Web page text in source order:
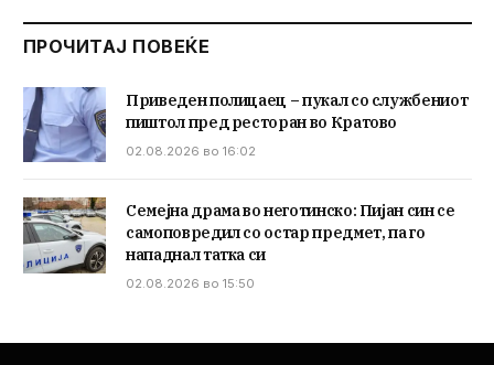
ПРОЧИТАЈ ПОВЕЌЕ
Приведен полицаец – пукал со службениот
пиштол пред ресторан во Кратово
02.08.2026 во 16:02
Семејна драма во неготинско: Пијан син се
самоповредил со остар предмет, па го
нападнал татка си
02.08.2026 во 15:50